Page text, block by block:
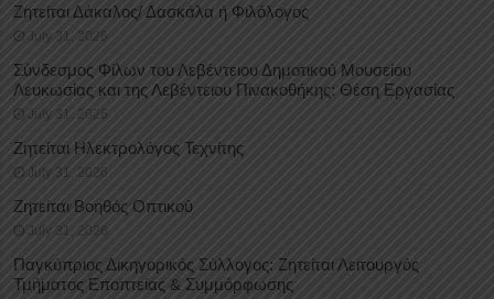
Ζητείται Δάκαλος/ Δασκάλα ή Φιλόλογος
July 31, 2026
Σύνδεσμος Φίλων του Λεβέντειου Δημοτικού Μουσείου
Λευκωσίας και της Λεβέντειου Πινακοθήκης: Θέση Εργασίας
July 31, 2026
Ζητείται Ηλεκτρολόγος Τεχνίτης
July 31, 2026
Ζητείται Βοηθός Οπτικού
July 31, 2026
Παγκύπριος Δικηγορικός Σύλλογος: Ζητείται Λειτουργός
Τμήματος Εποπτείας & Συμμόρφωσης